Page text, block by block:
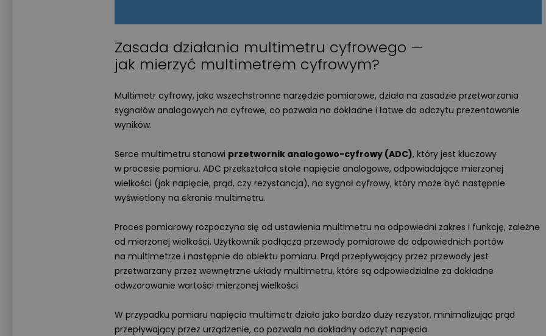
Zasada działania multimetru cyfrowego —
jak mierzyć multimetrem cyfrowym?
Multimetr cyfrowy, jako wszechstronne narzędzie pomiarowe, działa na zasadzie przetwarzania
sygnałów analogowych na cyfrowe, co pozwala na dokładne i łatwe do odczytu prezentowanie
wyników.
Serce multimetru stanowi przetwornik analogowo-cyfrowy (ADC), który jest kluczowy
w procesie pomiaru. ADC przekształca stałe napięcie analogowe, odpowiadające mierzonej
wielkości (jak napięcie, prąd, czy rezystancja), na sygnał cyfrowy, który może być następnie
wyświetlony na ekranie multimetru.
Proces pomiarowy rozpoczyna się od ustawienia multimetru na odpowiedni zakres i funkcję, zależne
od mierzonej wielkości. Użytkownik podłącza przewody pomiarowe do odpowiednich portów
na multimetrze i następnie do obiektu pomiaru. Prąd przepływający przez przewody jest
przetwarzany przez wewnętrzne układy multimetru, które są odpowiedzialne za dokładne
odwzorowanie wartości mierzonej wielkości.
W przypadku pomiaru napięcia multimetr działa jako bardzo duży rezystor, minimalizując prąd
przepływający przez urządzenie, co pozwala na dokładny odczyt napięcia.
wskazujemy najczęstsze błędy
o bezawaryjnej pracy instalacji
WIDEOPREZENTACJA Wyświetlono